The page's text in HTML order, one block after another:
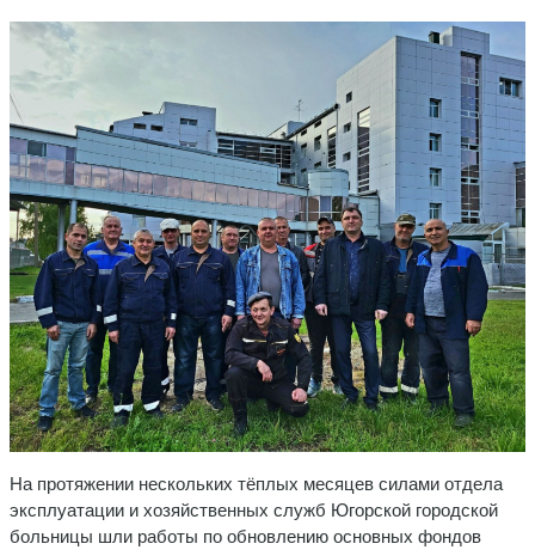
На протяжении нескольких тёплых месяцев силами отдела
эксплуатации и хозяйственных служб Югорской городской
больницы шли работы по обновлению основных фондов